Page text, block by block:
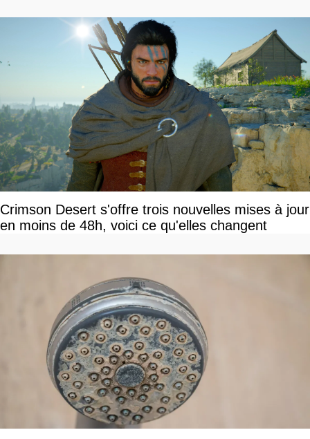
Crimson Desert s'offre trois nouvelles mises à jour
en moins de 48h, voici ce qu'elles changent